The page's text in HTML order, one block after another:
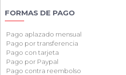
FORMAS DE PAGO
Pago aplazado mensual
Pago por transferencia
Pago con tarjeta
Pago por Paypal
Pago contra reembolso